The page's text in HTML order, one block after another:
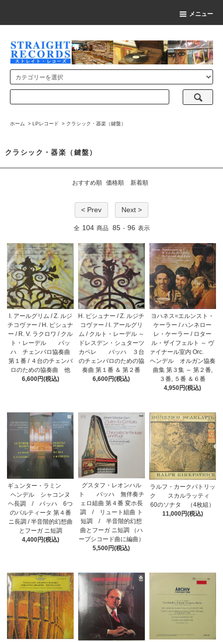
メニュー
ホーム > LPレコード > クラシック・器楽（鍵盤）
クラシック・器楽（鍵盤）
おすすめ順 価格順 新着順
< Prev Next >
全 104 商品 85 - 96 表示
I. アールグリム / Z. ルジ
チコヴァー / H. ピシュナ
ー / R. V. ラクロワ / クル
ト・レーデル バッ
ハ チェンバロ協奏曲
第１番 / ４台のチェンバ
ロのための協奏曲 他
6,600円(税込)
H. ピシュナー / Z. ルジチ
コヴァー / I. アールグリ
ム / クルト・レーデル ～
ドレスデン・シュターツ
カペレ バッハ ３台
のチェンバロのための協
奏曲 第１番 ＆ 第２番
6,600円(税込)
ヨハネス=エルンスト・
ケーラー / ハンネロー
レ・ケーラー / ロター
ル・ザイフェルト ～ ヴ
ァイナール室内 Orc.
ヘンデル オルガン協奏
曲集 第３集 ～ 第２番,
３番, ５番 ＆６番
4,950円(税込)
ギュンター・ラミン
ヘンデル シャコンヌ
ヘ長調 / バッハ 6つ
のパルティータ 第４番
ニ長調 / 半音階的幻想曲
とフーガ ニ短調
4,400円(税込)
グスタフ・レオンハル
ト バッハ 無伴奏チ
ェロ組曲 第４番 変ホ長
調 / リュート組曲 ト
短調 / 半音階的幻想
曲とフーガ ニ短調 （ハ
ープシコード曲に編曲）
5,500円(税込)
ラルフ・カークパトリッ
ク スカルラッティ
60のソナタ （4枚組）
11,000円(税込)